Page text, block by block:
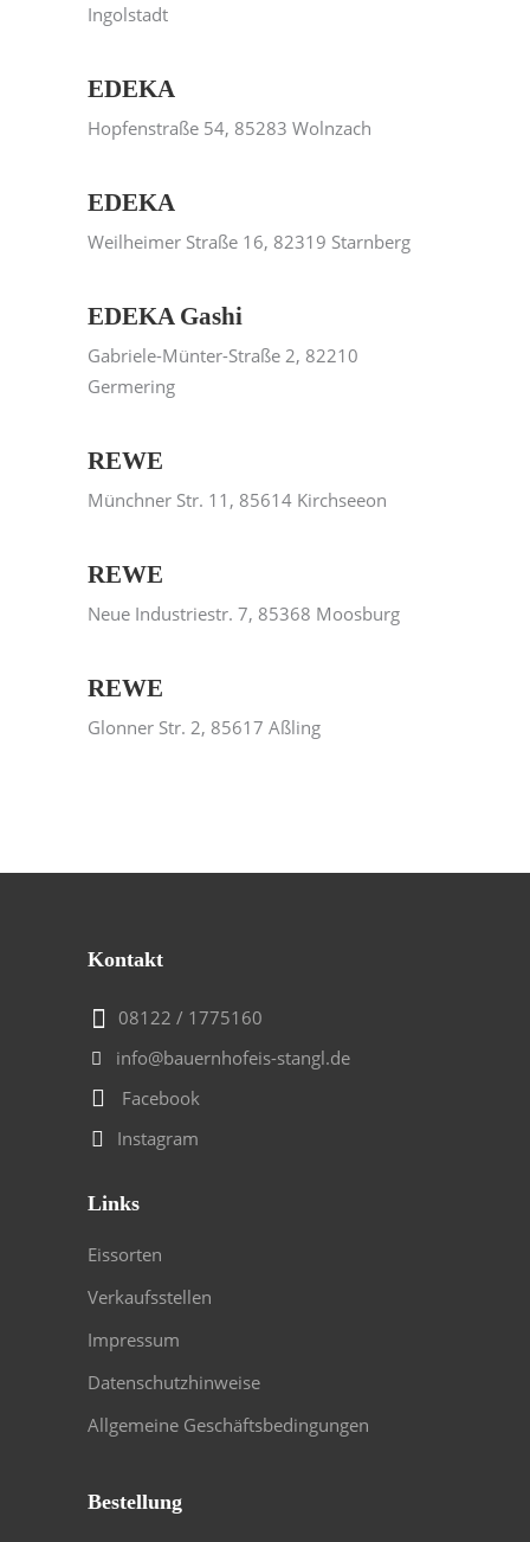
Ingolstadt
EDEKA
Hopfenstraße 54, 85283 Wolnzach
EDEKA
Weilheimer Straße 16, 82319 Starnberg
EDEKA Gashi
Gabriele-Münter-Straße 2, 82210
Germering
REWE
Münchner Str. 11, 85614 Kirchseeon
REWE
Neue Industriestr. 7, 85368 Moosburg
REWE
Glonner Str. 2, 85617 Aßling
Kontakt
08122 / 1775160
info@bauernhofeis-stangl.de
Facebook
Instagram
Links
Eissorten
Verkaufsstellen
Impressum
Datenschutzhinweise
Allgemeine Geschäftsbedingungen
Bestellung